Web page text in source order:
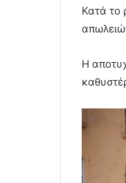
Κατά το
Η